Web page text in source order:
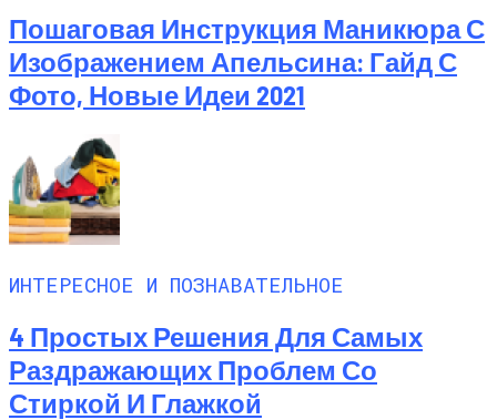
Пошаговая Инструкция Маникюра С
Изображением Апельсина: Гайд С
Фото, Новые Идеи 2021
ИНТЕРЕСНОЕ И ПОЗНАВАТЕЛЬНОЕ
4 Простых Решения Для Самых
Раздражающих Проблем Со
Стиркой И Глажкой